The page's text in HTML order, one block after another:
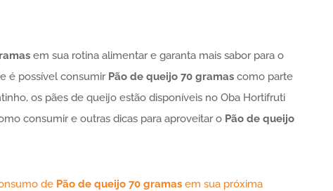
em sua rotina alimentar e garanta mais sabor para o
é possível consumir Pão de queijo 70 gramascomo parte
os pães de queijo estão disponíveis no Oba Hortifruti
consumir e outras dicas para aproveitar o Pão de queijo
de Pão de queijo 70 gramasem sua próxima